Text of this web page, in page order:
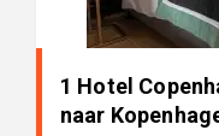
1 Hotel
naar